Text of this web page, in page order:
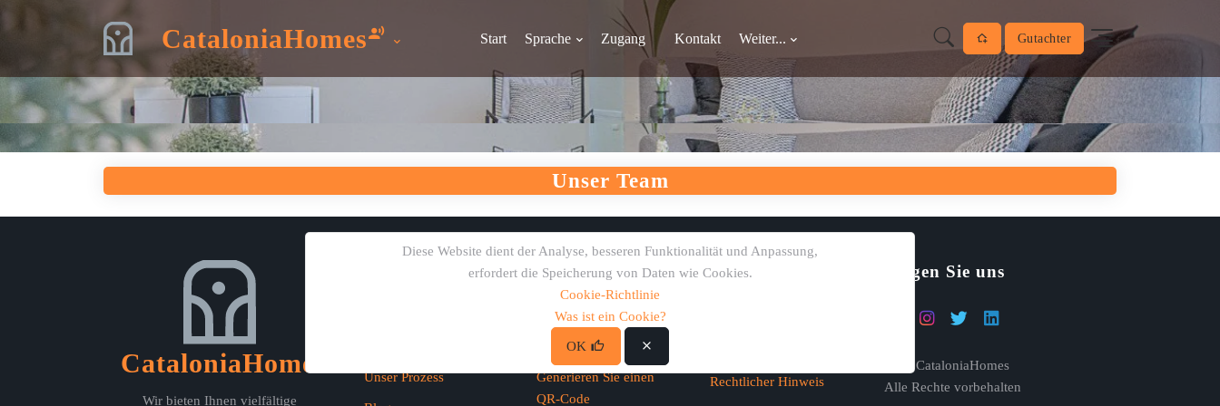
CataloniaHomes Start Sprache Zugang Kontakt Weiter... Gutachter
Unser Team
CataloniaHomes
Wir bieten Ihnen vielfältige
Schnelle Links
Unser Prozess
Nützliche Links
Registrieren
Login
Generieren Sie einen
QR-Code
Legal
Rechtlicher Hinweis
Folgen Sie uns
© 26 CataloniaHomes
Alle Rechte vorbehalten
Diese Website dient der Analyse, besseren Funktionalität und Anpassung,
erfordert die Speicherung von Daten wie Cookies.
Cookie-Richtlinie
Was ist ein Cookie?
OK